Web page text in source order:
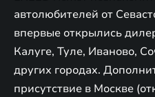
автолюбителей от
впервые открылись
Калуге, Туле, Иваново,
других городах.
присутствие в Москве